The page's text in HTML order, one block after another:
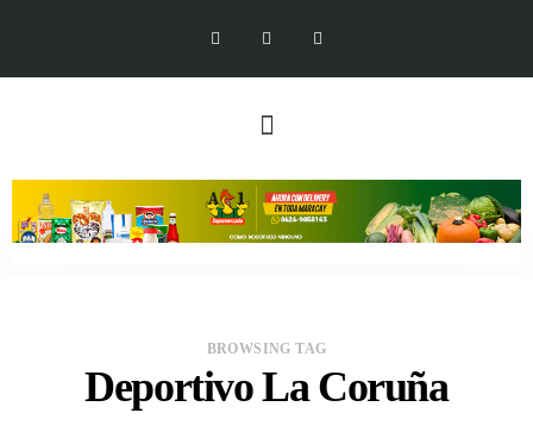
BROWSING TAG
Deportivo La Coruña